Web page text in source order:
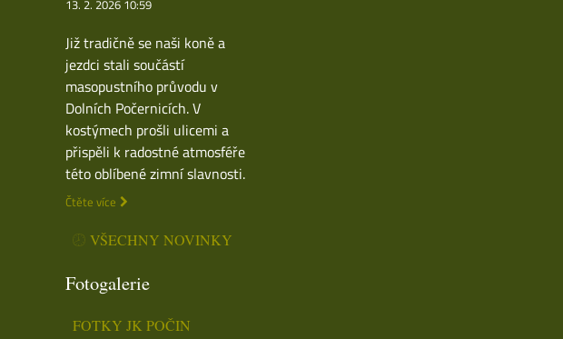
13. 2. 2026 10:59
Již tradičně se naši koně a
jezdci stali součástí
masopustního průvodu v
Dolních Počernicích. V
kostýmech prošli ulicemi a
přispěli k radostné atmosféře
této oblíbené zimní slavnosti.
Čtěte více
VŠECHNY NOVINKY
Fotogalerie
FOTKY JK POČIN